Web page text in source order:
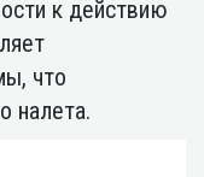
к действию
что
налета.